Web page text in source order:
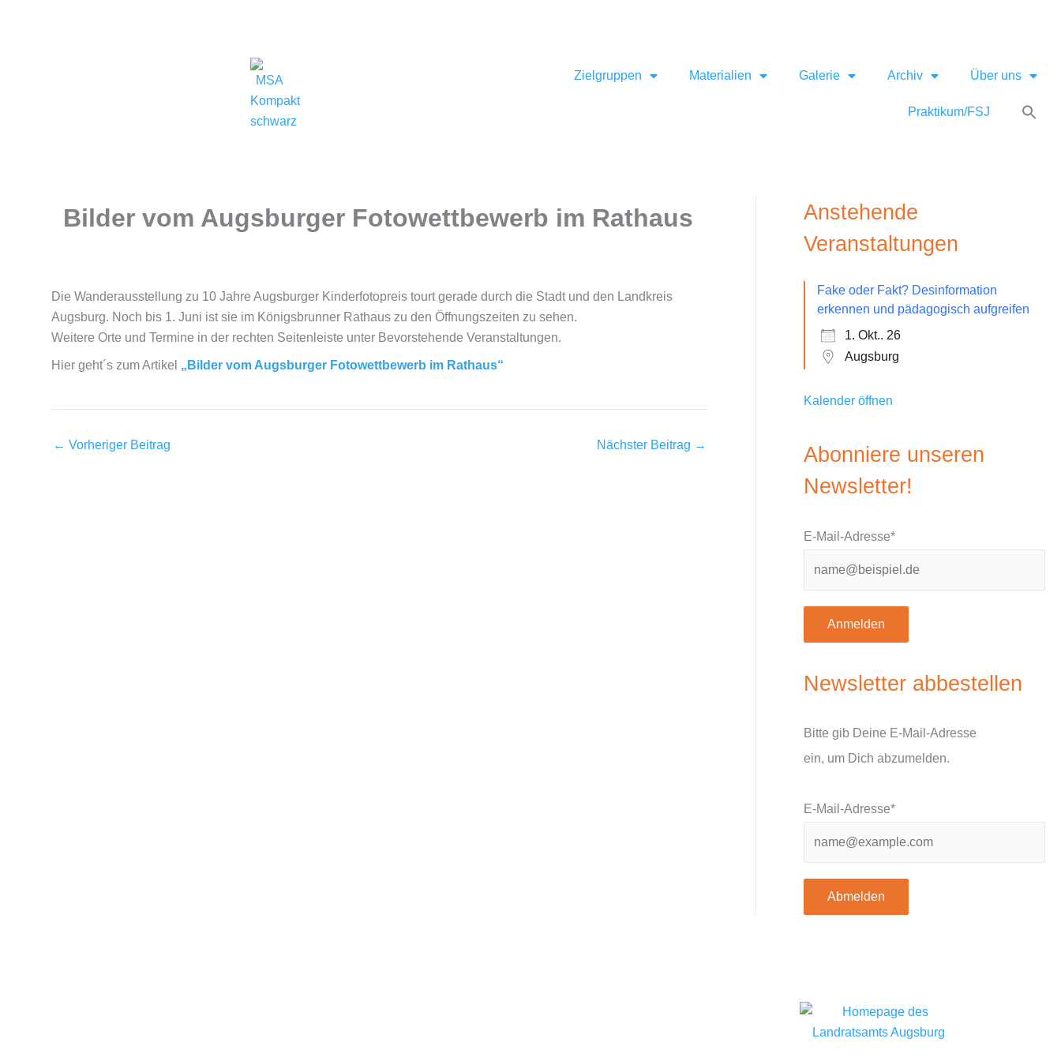
Zielgruppen Materialien Galerie Archiv Über uns
Praktikum/FSJ
Bilder vom Augsburger Fotowettbewerb im Rathaus
Die Wanderausstellung zu 10 Jahre Augsburger Kinderfotopreis tourt gerade durch die Stadt und den Landkreis
Augsburg. Noch bis 1. Juni ist sie im Königsbrunner Rathaus zu den Öffnungszeiten zu sehen.
Weitere Orte und Termine in der rechten Seitenleiste unter Bevorstehende Veranstaltungen.
Hier geht´s zum Artikel „Bilder vom Augsburger Fotowettbewerb im Rathaus“
← Vorheriger Beitrag Nächster Beitrag →
Anstehende
Veranstaltungen
Fake oder Fakt? Desinformation
erkennen und pädagogisch aufgreifen
1. Okt.. 26
Augsburg
Kalender öffnen
Abonniere unseren
Newsletter!
E-Mail-Adresse*
Anmelden
Newsletter abbestellen
Bitte gib Deine E-Mail-Adresse
ein, um Dich abzumelden.
E-Mail-Adresse*
Abmelden